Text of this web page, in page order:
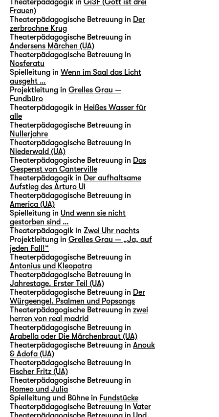
Theaterpädagogik in Gi3F (Gott ist drei
Frauen)
Theaterpädagogische Betreuung in Der
zerbrochne Krug
Theaterpädagogische Betreuung in
Andersens Märchen (UA)
Theaterpädagogische Betreuung in
Nosferatu
Spielleitung in Wenn im Saal das Licht
ausgeht …
Projektleitung in Grelles Grau —
Fundbüro
Theaterpädagogik in Heißes Wasser für
alle
Theaterpädagogische Betreuung in
Nullerjahre
Theaterpädagogische Betreuung in
Niederwald (UA)
Theaterpädagogische Betreuung in Das
Gespenst von Canterville
Theaterpädagogik in Der aufhaltsame
Aufstieg des Arturo Ui
Theaterpädagogische Betreuung in
America (UA)
Spielleitung in Und wenn sie nicht
gestorben sind …
Theaterpädagogik in Zwei Uhr nachts
Projektleitung in Grelles Grau — „Ja, auf
jeden Fall!“
Theaterpädagogische Betreuung in
Antonius und Kleopatra
Theaterpädagogische Betreuung in
Jahrestage. Erster Teil (UA)
Theaterpädagogische Betreuung in Der
Würgeengel. Psalmen und Popsongs
Theaterpädagogische Betreuung in zwei
herren von real madrid
Theaterpädagogische Betreuung in
Arabella oder Die Märchenbraut (UA)
Theaterpädagogische Betreuung in Anouk
& Adofa (UA)
Theaterpädagogische Betreuung in
Fischer Fritz (UA)
Theaterpädagogische Betreuung in
Romeo und Julia
Spielleitung und Bühne in Fundstücke
Theaterpädagogische Betreuung in Vater